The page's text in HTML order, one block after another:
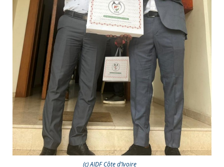
(c) AIDF Côte d’Ivoire